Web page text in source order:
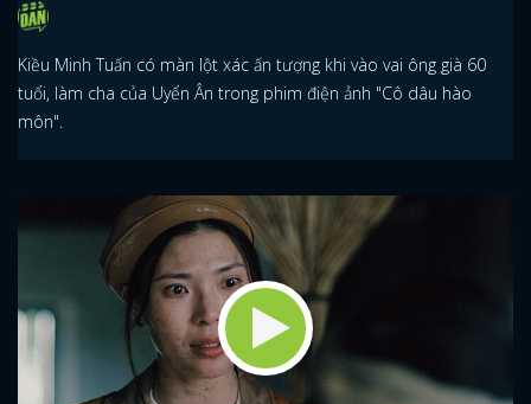
Kiều Minh Tuấn có màn lột xác ấn tượng khi vào vai ông già 60
tuổi, làm cha của Uyển Ân trong phim điện ảnh "Cô dâu hào
môn".